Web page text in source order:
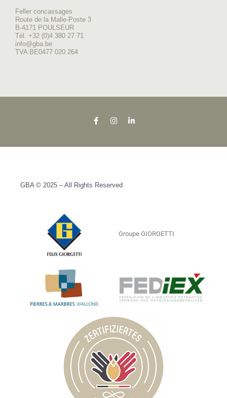
Feller concassages
Route de la Malle-Poste 3
B-4171 POULSEUR
Tél. +32 (0)4 380 27 71
info@gba.be
TVA BE0477 020 264
GBA © 2025 – All Rights Reserved
Groupe GIORGETTI